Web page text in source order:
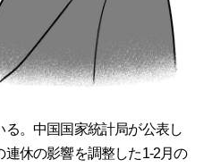
。中国国家統計局が公表し
休の影響を調整した1-2月の